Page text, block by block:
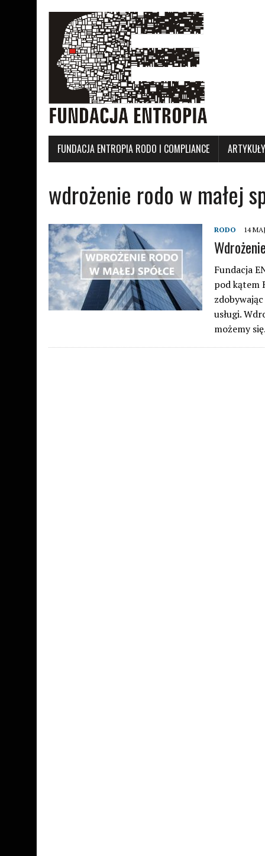
FUNDACJA ENTROPIA RODO I COMPLIANCE ARTYKUŁY
wdrożenie rodo w małej
RODO 14
Fundacja
pod kątem
usługi.
możemy